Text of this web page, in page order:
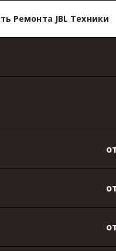
Ремонта JBL Техники